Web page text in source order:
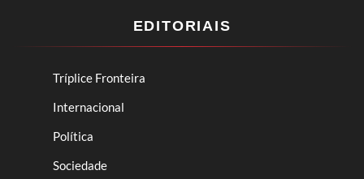
EDITORIAIS
Tríplice Fronteira
Internacional
Política
Sociedade